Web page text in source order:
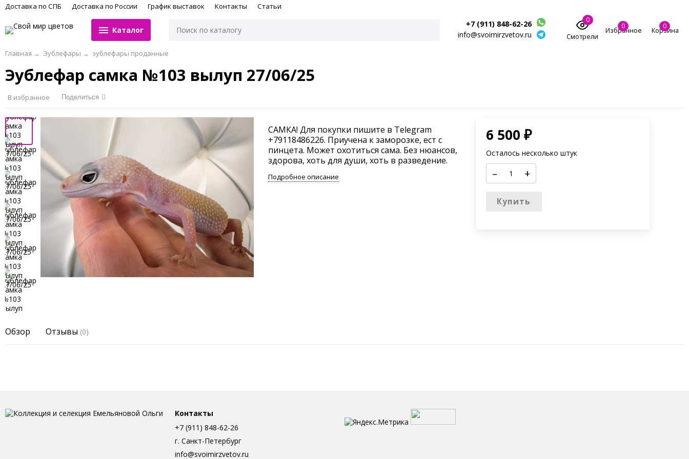
Доставка по СПБ Доставка по России График выставок Контакты Статьи
Каталог
+7 (911) 848-62-26
info@svoimirzvetov.ru
0
Смотрели
0
Избранное
0
Корзина
Главная → Эублефары → эублефары проданные
Эублефар самка №103 вылуп 27/06/25
В избранное Поделиться
САМКА! Для покупки пишите в Telegram
+79118486226. Приучена к заморозке, ест с
пинцета. Может охотиться сама. Без нюансов,
здорова, хоть для души, хоть в разведение.
Подробное описание
6 500 ₽
Осталось несколько штук
– +
Купить
Обзор Отзывы (0)
Контакты
+7 (911) 848-62-26
г. Санкт-Петербург
info@svoimirzvetov.ru